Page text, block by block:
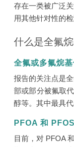
存在一类被广泛
用其他针对性的检
什么是全氟
全氟或多氟烷
报告的关注点是
部或部分被氟取
醇等。其中最具
PFOA 和 PFOS
目前，对 PFOA